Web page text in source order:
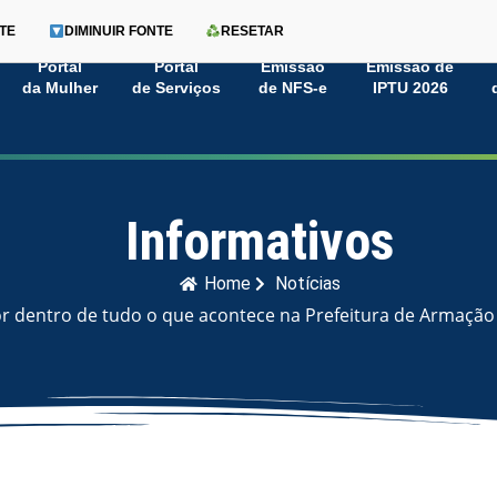
Portal
da Mulher
Portal
de Serviços
Emissão
de NFS-e
Emissão de
IPTU 2026
DIMINUIR FONTE RESETAR
Informativos
Home Notícias
dentro de tudo o que acontece na Prefeitura de